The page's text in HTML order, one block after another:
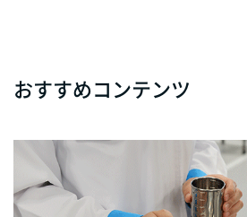
おすすめコンテンツ